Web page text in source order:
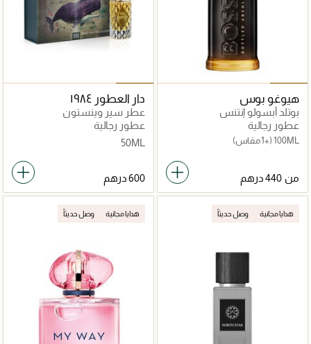
هيوغو بوس
بوتلد أبسولو إنتنس
عطور رجالية
100ML (+1 مقاس)
من
دار العطور ١٩٨٤
عطر سير وينستون
عطور رجالية
50ML
هدايا مجانية وصل حديثاً هدايا مجانية وصل حديثاً